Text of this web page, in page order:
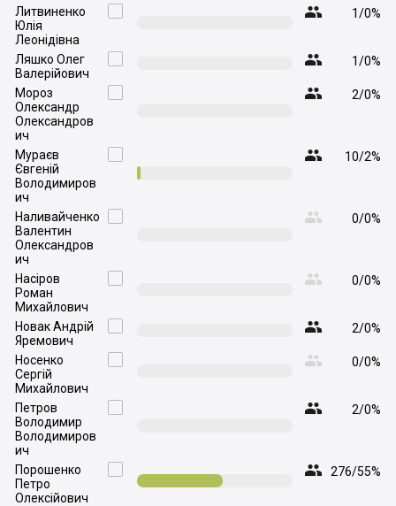

Литвиненко
Юлія
Леонідівна
 1/0%

Ляшко Олег
Валерійович
 1/0%

Мороз
Олександр
Олександров
ич
 2/0%

Мураєв
Євгеній
Володимиров
ич
 10/2%

Наливайченко
Валентин
Олександров
ич
 0/0%

Насіров
Роман
Михайлович
 0/0%

Новак Андрій
Яремович
 2/0%

Носенко
Сергій
Михайлович
 0/0%

Петров
Володимир
Володимиров
ич
 2/0%

Порошенко
Петро
Олексійович
 276/55%